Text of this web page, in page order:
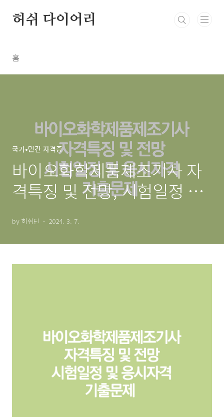
허쉬 다이어리
홈
국가•민간 자격증
바이오화학제품제조기사 자
격특징 및 전망, 시험일정 및
by 허쉬딘 2024. 3. 7.